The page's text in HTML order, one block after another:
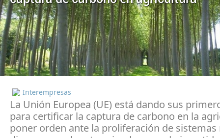
Interempresas
La Unión Europea (UE) está dando sus
para certificar la captura de carbono en la
poner orden ante la proliferación de sistemas